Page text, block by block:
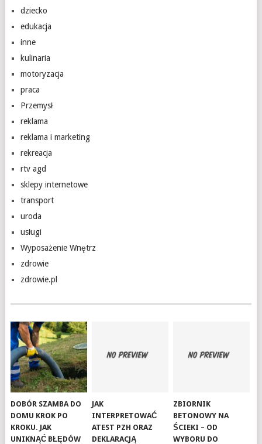
dziecko
edukacja
inne
kulinaria
motoryzacja
praca
Przemysł
reklama
reklama i marketing
rekreacja
rtv agd
sklepy internetowe
transport
uroda
usługi
Wyposażenie Wnętrz
zdrowie
zdrowie.pl
DOBÓR SZAMBA DO
DOMU KROK PO
KROKU. JAK
UNIKNĄĆ BŁĘDÓW
JAK
INTERPRETOWAĆ
ATEST PZH ORAZ
DEKLARACJĄ
ZBIORNIK
BETONOWY NA
ŚCIEKI – OD
WYBORU DO